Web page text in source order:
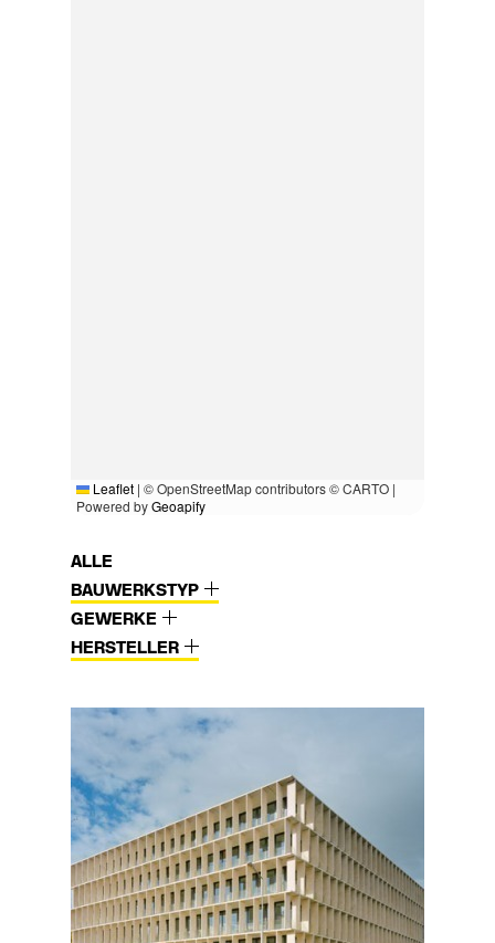
Leaflet | © OpenStreetMap contributors © CARTO |
Powered byGeoapify
ALLE
BAUWERKSTYP
GEWERKE
HERSTELLER